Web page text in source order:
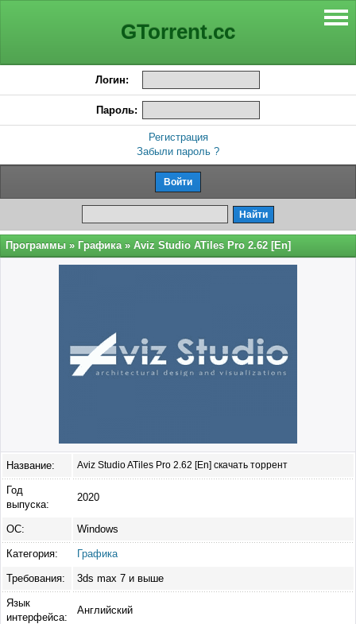
GTorrent.cc
Логин:
Пароль:
Регистрация
Забыли пароль ?
Программы » Графика » Aviz Studio ATiles Pro 2.62 [En]
Название: Aviz Studio ATiles Pro 2.62 [En] скачать торрент
Год
выпуска:
2020
ОС: Windows
Категория: Графика
Требования: 3ds max 7 и выше
Язык
интерфейса:
Английский